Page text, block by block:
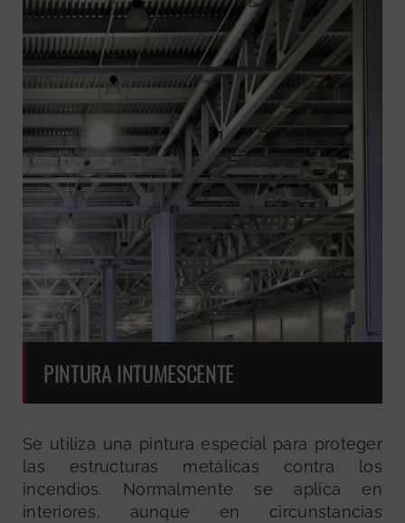
PINTURA INTUMESCENTE
Se utiliza una pintura especial para proteger
las estructuras metálicas contra los
incendios. Normalmente se aplica en
interiores, aunque en circunstancias